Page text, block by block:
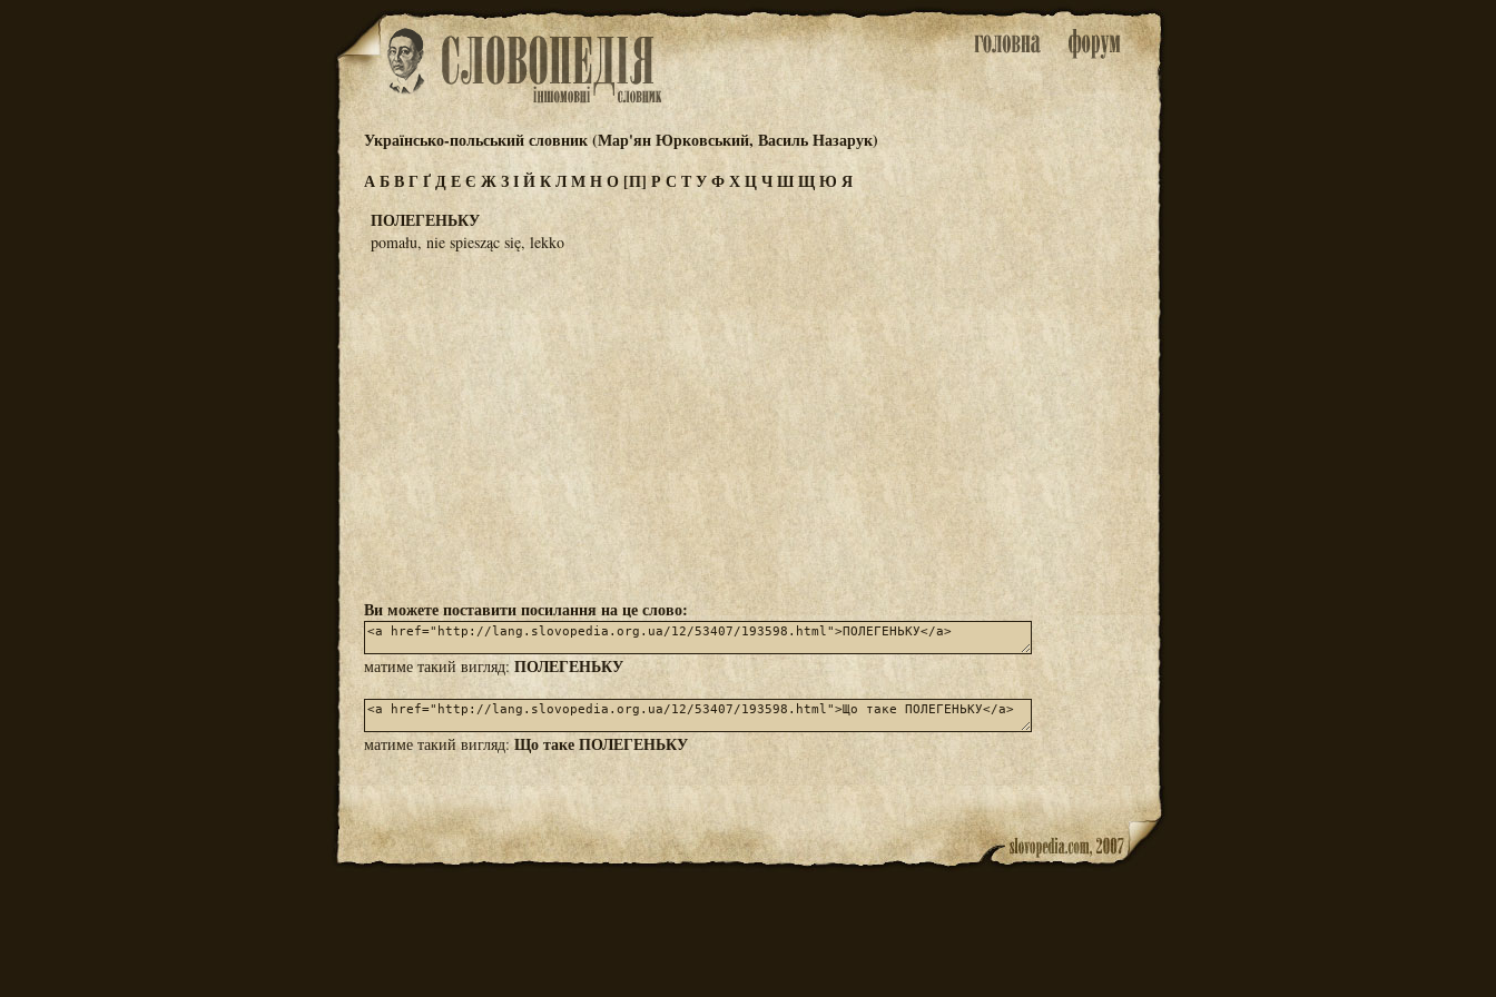
Українсько-польський словник (Мар'ян Юрковський, Василь Назарук)
АБВГҐДЕЄ ЖЗІЙКЛМНО[П] РС ТУФХЦЧШЩЮ Я
ПОЛЕГЕНЬКУ
pomału, nie spiesząc się, lekko
Ви можете поставити посилання на це слово:
матиме такий вигляд: ПОЛЕГЕНЬКУ
матиме такий вигляд:Що таке ПОЛЕГЕНЬКУ